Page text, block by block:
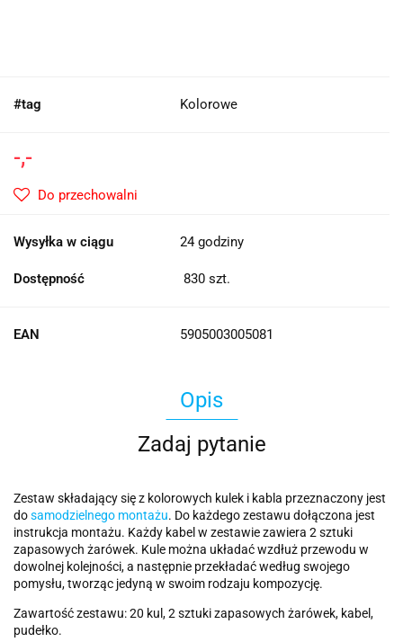
#tag Kolorowe
-,-
Do przechowalni
Wysyłka w ciągu 24 godziny
Dostępność 830 szt.
EAN 5905003005081
Opis
Zadaj pytanie
Zestaw składający się z kolorowych kulek i kabla przeznaczony jest
dosamodzielnego montażu. Do każdego zestawu dołączona jest
instrukcja montażu. Każdy kabel w zestawie zawiera 2 sztuki
zapasowych żarówek. Kule można układać wzdłuż przewodu w
dowolnej kolejności, a następnie przekładać według swojego
pomysłu, tworząc jedyną w swoim rodzaju kompozycję.
Zawartość zestawu: 20 kul, 2 sztuki zapasowych żarówek, kabel,
pudełko.